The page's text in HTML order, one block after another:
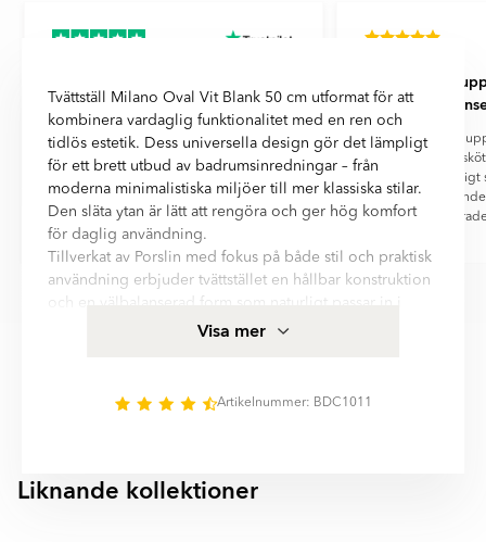
Elin
Snabb leverans fina produkter!
Även om det
Även om det
leveransen
utomordentligt
Tvättställ Milano Oval Vit Blank 50 cm utformat för att
kombinera vardaglig funktionalitet med en ren och
tidlös estetik. Dess universella design gör det lämpligt
för ett brett utbud av badrumsinredningar – från
moderna minimalistiska miljöer till mer klassiska stilar.
Den släta ytan är lätt att rengöra och ger hög komfort
för daglig användning.
Tillverkat av Porslin med fokus på både stil och praktisk
användning erbjuder tvättstället en hållbar konstruktion
olika badrumslösningar. Med installationsform skapar
detaljerna gör detta tvättställ till ett pålitligt val för alla
Visa mer
Artikelnummer: BDC1011
Liknande kollektioner
VIBRANTE